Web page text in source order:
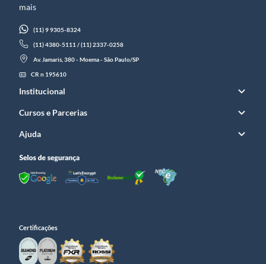
mais
(11) 9 9305-8324
(11) 4380-5111 / (11) 2337-0258
Av. Jamaris, 380 - Moema - São Paulo/SP
CR n 195610
Institucional
Cursos e Parcerias
Ajuda
Certificações